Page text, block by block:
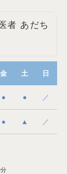
者 あだち
金 土 日
● ● ／
● ▲ ／